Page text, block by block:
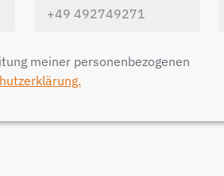
meiner personenbezogenen